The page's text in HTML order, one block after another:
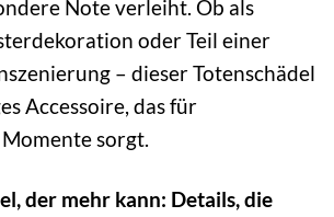
Note verleiht. Ob als
oder Teil einer
– dieser Totenschädel
Accessoire, das für
sorgt.
der mehr kann: Details, die